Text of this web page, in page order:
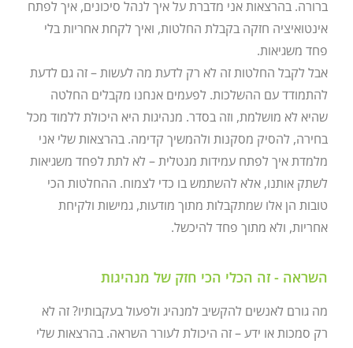
ברורה. בהרצאות אני מדברת על איך לנהל סיכונים, איך לפתח
אינטואיציה חזקה בקבלת החלטות, ואיך לקחת אחריות בלי
פחד משגיאות.
אבל לקבל החלטות זה לא רק לדעת מה לעשות – זה גם לדעת
להתמודד עם ההשלכות. לפעמים אנחנו מקבלים החלטה
שהיא לא מושלמת, וזה בסדר. מנהיגות היא היכולת ללמוד מכל
בחירה, להסיק מסקנות ולהמשיך קדימה. בהרצאות שלי אני
מלמדת איך לפתח עמידות מנטלית – לא לתת לפחד משגיאות
לשתק אותנו, אלא להשתמש בו כדי לצמוח. ההחלטות הכי
טובות הן אלו שמתקבלות מתוך מודעות, גמישות ולקיחת
אחריות, ולא מתוך פחד להיכשל.
השראה - זה הכלי הכי חזק של מנהיגות
מה גורם לאנשים להקשיב למנהיג ולפעול בעקבותיו? זה לא
רק סמכות או ידע – זה היכולת לעורר השראה. בהרצאות שלי